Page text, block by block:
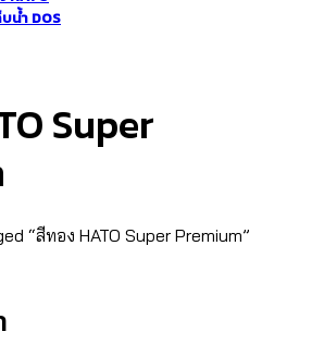
น้ำ DOS
Super
“สีทอง HATO Super Premium”